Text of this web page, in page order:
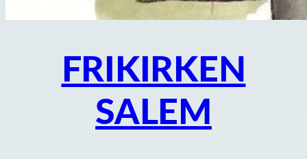
FRIKIRKEN
SALEM